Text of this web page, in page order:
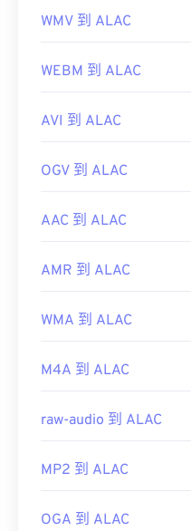
WMV 到 ALAC
WEBM 到 ALAC
AVI 到 ALAC
OGV 到 ALAC
AAC 到 ALAC
AMR 到 ALAC
WMA 到 ALAC
M4A 到 ALAC
raw-audio 到 ALAC
MP2 到 ALAC
OGA 到 ALAC